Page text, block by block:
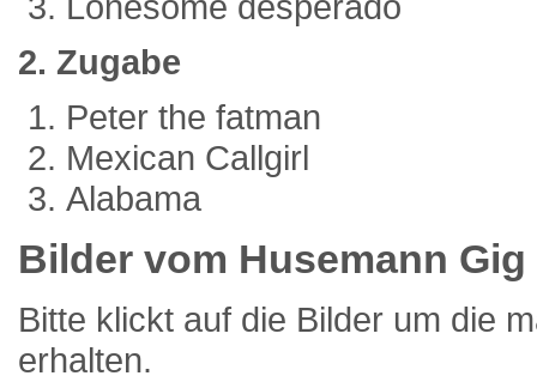
2. Zugabe
Peter the fatman
Mexican Callgirl
Alabama
Bilder vom Husemann Gig
Bitte klickt auf die Bilder um die
erhalten.